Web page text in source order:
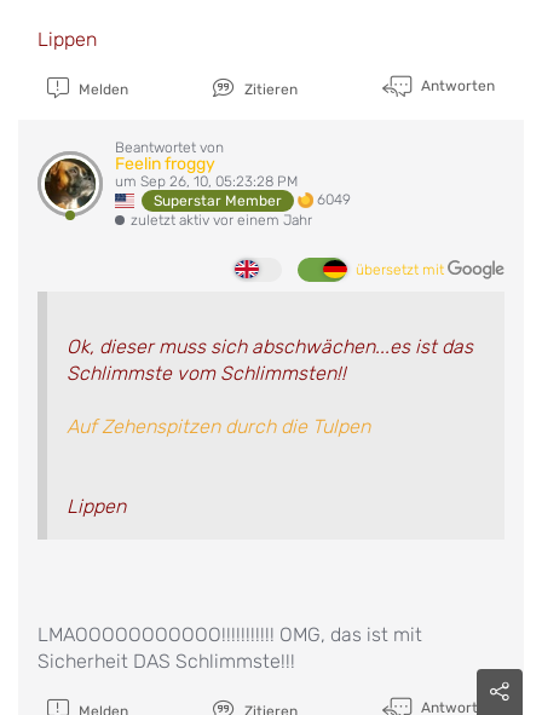
Lippen
Melden Zitieren Antworten
Beantwortet von
Feelin froggy
um Sep 26, 10, 05:23:28 PM
Superstar Member
6049
zuletzt aktiv vor einem Jahr
übersetzt mit
Ok, dieser muss sich abschwächen...es ist das
Schlimmste vom Schlimmsten!!
Auf Zehenspitzen durch die Tulpen
Lippen
LMAOOOOOOOOOOO!!!!!!!!!!! OMG, das ist mit
Sicherheit DAS Schlimmste!!!
Melden Zitieren Antworten